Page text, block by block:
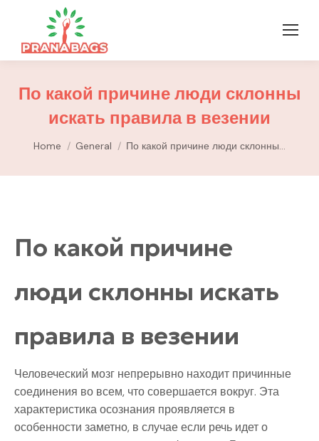
По какой причине люди склонны
искать правила в везении
You are here:
Home General По какой причине люди склонны…
По какой причине
люди склонны искать
правила в везении
Человеческий мозг непрерывно находит причинные
соединения во всем, что совершается вокруг. Эта
характеристика осознания проявляется в
особенности заметно, в случае если речь идет о